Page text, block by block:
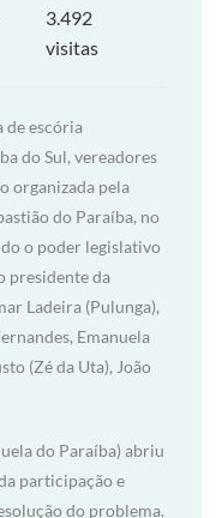
3.492
visitas
de escória
do Sul, vereadores
organizada pela
do Paraíba, no
o poder legislativo
presidente da
Ladeira (Pulunga),
Emanuela
(Zé da Uta), João
do Paraíba) abriu
participação e
do problema.